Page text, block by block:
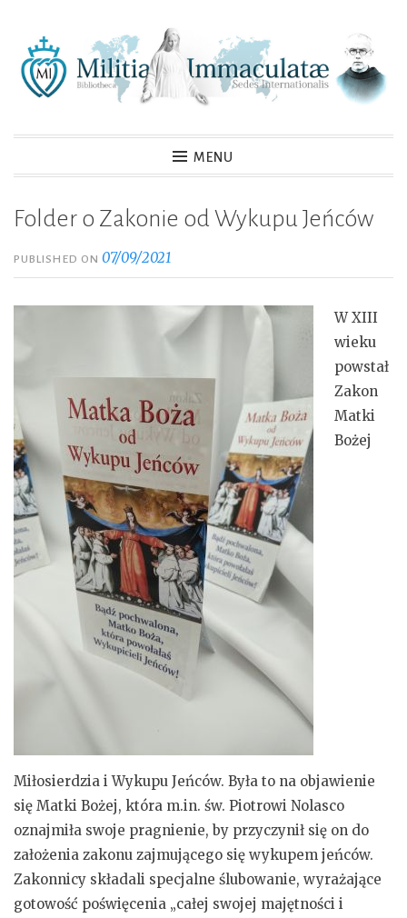
content
MENU
Folder o Zakonie od Wykupu Jeńców
PUBLISHED ON07/09/2021
W XIII
wieku
powstał
Zakon
Matki
Bożej
Miłosierdzia i Wykupu Jeńców. Była to na objawienie
się Matki Bożej, która m.in. św. Piotrowi Nolasco
oznajmiła swoje pragnienie, by przyczynił się on do
założenia zakonu zajmującego się wykupem jeńców.
Zakonnicy składali specjalne ślubowanie, wyrażające
gotowość poświęcenia „całej swojej majętności i